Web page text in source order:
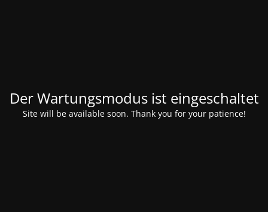
Der Wartungsmodus ist eingeschaltet
Site will be available soon. Thank you for your patience!